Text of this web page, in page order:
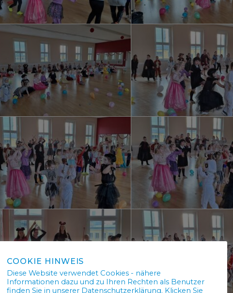
COOKIE HINWEIS
Diese Website verwendet Cookies - nähere
Informationen dazu und zu Ihren Rechten als Benutzer
finden Sie in unserer Datenschutzerklärung. Klicken Sie